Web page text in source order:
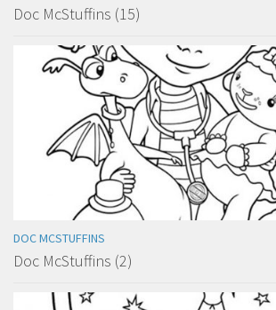
Doc McStuffins (15)
DOC MCSTUFFINS
Doc McStuffins (2)